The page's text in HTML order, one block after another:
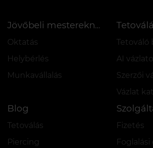
Jövőbeli mestereknek
Oktatás
Helybérlés
Munkavállalás
AI
Szerzői
Vázlat
Blog
Tetoválás
Piercing
Fizetés
Foglalási